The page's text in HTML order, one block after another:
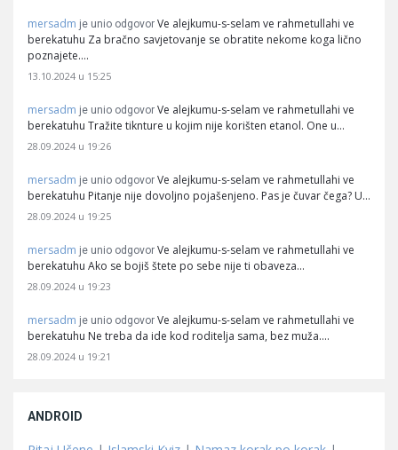
mersadm je unio odgovor Ve alejkumu-s-selam ve rahmetullahi ve
berekatuhu Za bračno savjetovanje se obratite nekome koga lično
poznajete.…
13.10.2024 u 15:25
mersadm je unio odgovor Ve alejkumu-s-selam ve rahmetullahi ve
berekatuhu Tražite tiknture u kojim nije korišten etanol. One u…
28.09.2024 u 19:26
mersadm je unio odgovor Ve alejkumu-s-selam ve rahmetullahi ve
berekatuhu Pitanje nije dovoljno pojašenjeno. Pas je čuvar čega? U…
28.09.2024 u 19:25
mersadm je unio odgovor Ve alejkumu-s-selam ve rahmetullahi ve
berekatuhu Ako se bojiš štete po sebe nije ti obaveza…
28.09.2024 u 19:23
mersadm je unio odgovor Ve alejkumu-s-selam ve rahmetullahi ve
berekatuhu Ne treba da ide kod roditelja sama, bez muža.…
28.09.2024 u 19:21
ANDROID